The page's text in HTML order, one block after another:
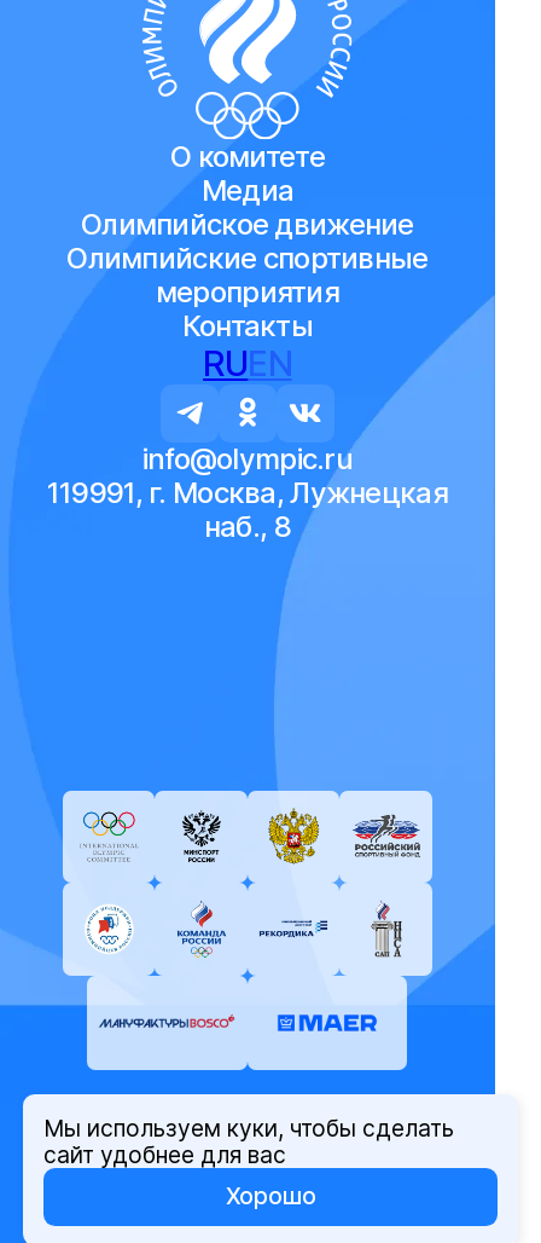
О комитете
Медиа
Олимпийское движение
Олимпийские спортивные
мероприятия
Контакты
RUEN
info@olympic.ru
119991, г. Москва, Лужнецкая
наб., 8
© Олимпийский комитет России,
2026
Политика защиты персональных
данных
Мы используем куки, чтобы сделать
сайт удобнее для вас
Хорошо